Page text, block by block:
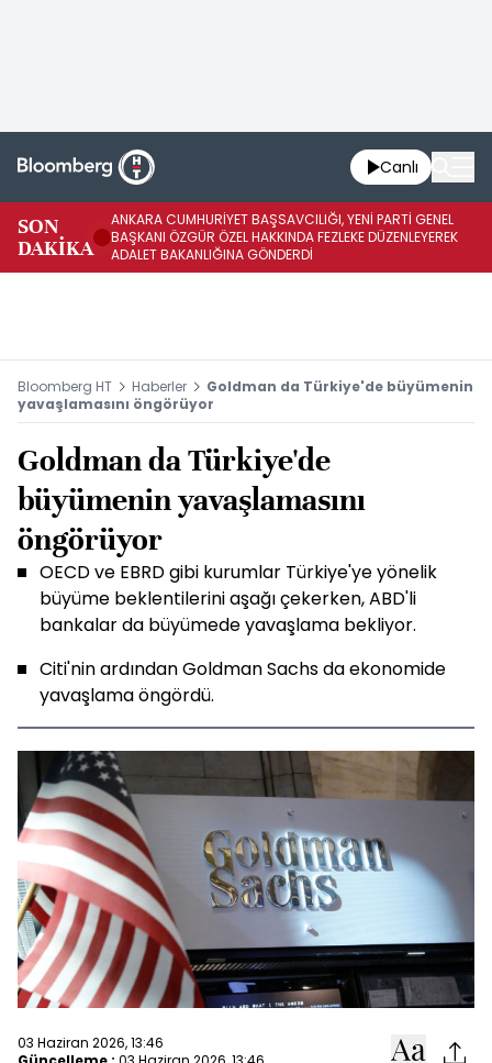
Canlı
SON
DAKİKA
ANKARA CUMHURİYET BAŞSAVCILIĞI, YENİ PARTİ GENEL
BAŞKANI ÖZGÜR ÖZEL HAKKINDA FEZLEKE DÜZENLEYEREK
ADALET BAKANLIĞINA GÖNDERDİ
Bloomberg HT Haberler
Goldman da Türkiye'de büyümenin
yavaşlamasını öngörüyor
Goldman da Türkiye'de
büyümenin yavaşlamasını
öngörüyor
OECD ve EBRD gibi kurumlar Türkiye'ye yönelik
büyüme beklentilerini aşağı çekerken, ABD'li
bankalar da büyümede yavaşlama bekliyor.
Citi'nin ardından Goldman Sachs da ekonomide
yavaşlama öngördü.
03 Haziran 2026, 13:46